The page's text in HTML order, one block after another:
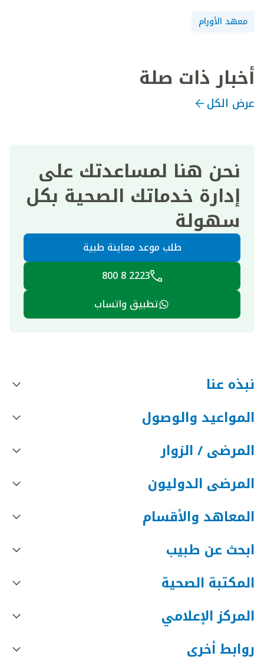
معهد الأورام
أخبار ذات صلة
عرض الكل
نحن هنا لمساعدتك على
إدارة خدماتك الصحية بكل
سهولة
طلب موعد معاينة طبية
2223 8 800
تطبيق واتساب
نبذه عنا
المواعيد والوصول
المرضى / الزوار
المرضى الدوليون
المعاهد والأقسام
ابحث عن طبيب
المكتبة الصحية
المركز الإعلامي
روابط أخرى